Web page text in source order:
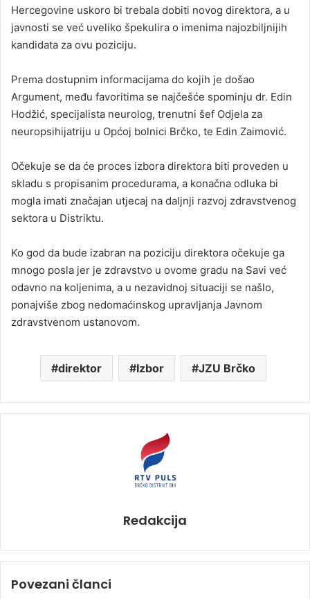
a
n
e
a
i
l
Hercegovine uskoro bi trebala dobiti novog direktora, a u
javnosti se već uveliko špekulira o imenima najozbiljnijih
kandidata za ovu poziciju.
Prema dostupnim informacijama do kojih je došao
Argument, među favoritima se najčešće spominju dr. Edin
Hodžić, specijalista neurolog, trenutni šef Odjela za
neuropsihijatriju u Općoj bolnici Brčko, te Edin Zaimović.
Očekuje se da će proces izbora direktora biti proveden u
skladu s propisanim procedurama, a konačna odluka bi
mogla imati značajan utjecaj na daljnji razvoj zdravstvenog
sektora u Distriktu.
Ko god da bude izabran na poziciju direktora očekuje ga
mnogo posla jer je zdravstvo u ovome gradu na Savi već
odavno na koljenima, a u nezavidnoj situaciji se našlo,
ponajviše zbog nedomaćinskog upravljanja Javnom
zdravstvenom ustanovom.
direktor Izbor JZU Brčko
Redakcija
Povezani članci